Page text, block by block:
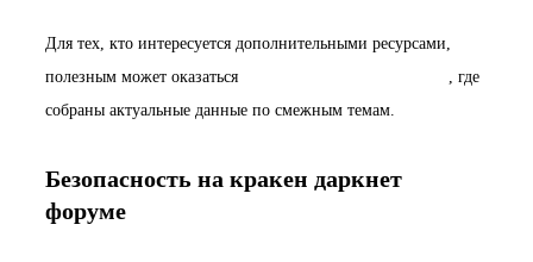
Для тех, кто интересуется дополнительными ресурсами,
полезным может оказаться
, где
собраны актуальные данные по смежным темам.
Безопасность на кракен даркнет
форуме